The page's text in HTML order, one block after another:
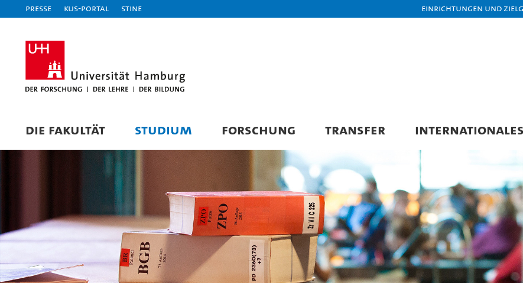
Presse KUS-Portal STiNE Einrichtungen und
DIE FAKULTÄT STUDIUM FORSCHUNG TRANSFER INTERNATIONALES